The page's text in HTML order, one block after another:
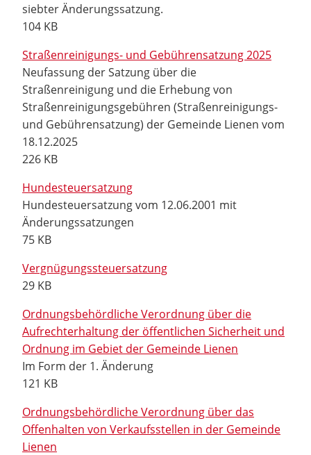
siebter Änderungssatzung.
104 KB
Straßenreinigungs- und Gebührensatzung 2025
Neufassung der Satzung über die
Straßenreinigung und die Erhebung von
Straßenreinigungsgebühren (Straßenreinigungs-
und Gebührensatzung) der Gemeinde Lienen vom
18.12.2025
226 KB
Hundesteuersatzung
Hundesteuersatzung vom 12.06.2001 mit
Änderungssatzungen
75 KB
Vergnügungssteuersatzung
29 KB
Ordnungsbehördliche Verordnung über die
Aufrechterhaltung der öffentlichen Sicherheit und
Ordnung im Gebiet der Gemeinde Lienen
Im Form der 1. Änderung
121 KB
Ordnungsbehördliche Verordnung über das
Offenhalten von Verkaufsstellen in der Gemeinde
Lienen